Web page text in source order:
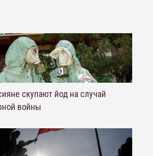
скупают йод на случай
войны